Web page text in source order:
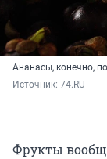
Ананасы, конечно,
Источник: 74.RU
Фрукты